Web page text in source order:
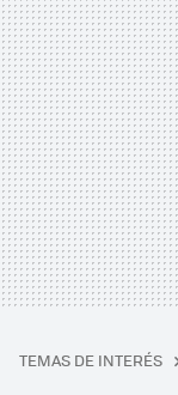
TEMAS DE INTERÉS